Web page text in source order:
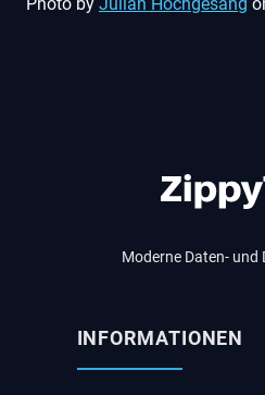
Moderne Daten- und
INFORMATIONEN